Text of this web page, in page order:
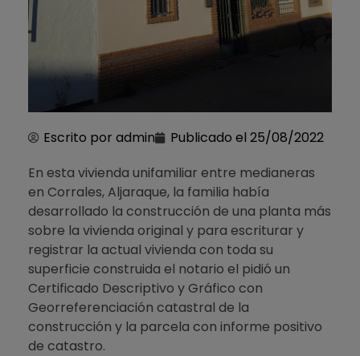
Escrito por admin Publicado el 25/08/2022
En esta vivienda unifamiliar entre medianeras
en Corrales, Aljaraque, la familia había
desarrollado la construcción de una planta más
sobre la vivienda original y para escriturar y
registrar la actual vivienda con toda su
superficie construida el notario el pidió un
Certificado Descriptivo y Gráfico con
Georreferenciación catastral de la
construcción y la parcela con informe positivo
de catastro.